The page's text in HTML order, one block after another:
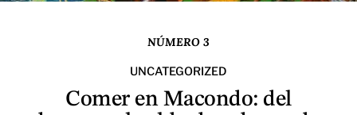
NÚMERO 3
UNCATEGORIZED
Comer en Macondo: del